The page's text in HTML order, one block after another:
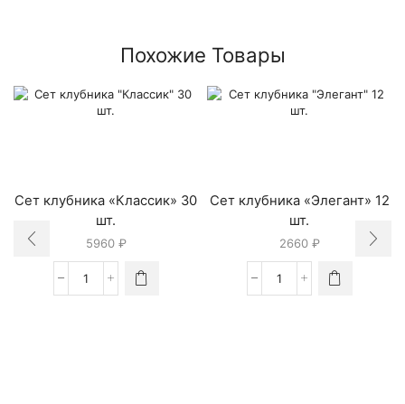
Похожие Товары
Сет клубника «Классик» 30
шт.
5960 ₽
Сет клубника «Элегант» 12
шт.
2660 ₽